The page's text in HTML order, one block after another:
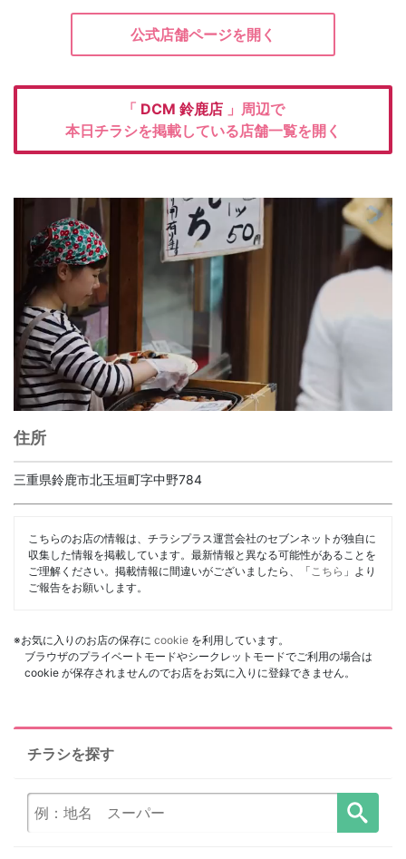
公式店舗ページを開く
「 DCM 鈴鹿店 」周辺で
本日チラシを掲載している店舗一覧を開く
住所
三重県鈴鹿市北玉垣町字中野784
こちらのお店の情報は、チラシプラス運営会社のセブンネットが独自に
収集した情報を掲載しています。最新情報と異なる可能性があることを
ご理解ください。掲載情報に間違いがございましたら、「 こちら 」より
ご報告をお願いします。
※お気に入りのお店の保存に cookie を利用しています。
ブラウザのプライベートモードやシークレットモードでご利用の場合は
cookie が保存されませんのでお店をお気に入りに登録できません。
チラシを探す